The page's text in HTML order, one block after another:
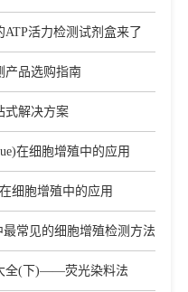
ATP活力检测试剂盒来了
产品选购指南
式解决方案
在细胞增殖中的应用
细胞增殖中的应用
最常见的细胞增殖检测方法
全(下)——荧光染料法